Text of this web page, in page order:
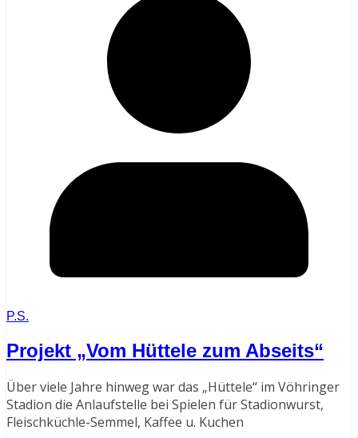
P.S.
Projekt „Vom Hüttele zum Abseits“
Über viele Jahre hinweg war das „Hüttele“ im Vöhringer
Stadion die Anlaufstelle bei Spielen für Stadionwurst,
Fleischküchle-Semmel, Kaffee u. Kuchen